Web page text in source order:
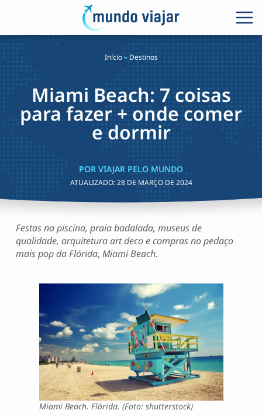
Início» Destinos
Miami Beach: 7 coisas
para fazer + onde comer
e dormir
POR VIAJAR PELO MUNDO
ATUALIZADO:28 DE MARÇO DE 2024
Festas na piscina, praia badalada, museus de
qualidade, arquitetura art deco e compras no pedaço
mais pop da Flórida, Miami Beach.
Miami Beach. Flórida. (Foto: shutterstock)